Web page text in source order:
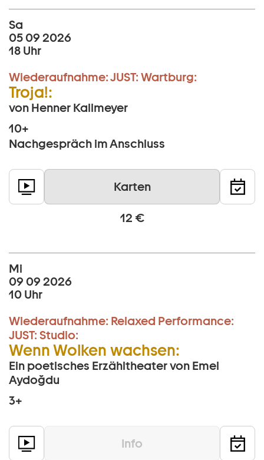
Sa
05 09 2026
18 Uhr
Wiederaufnahme:JUST: Wartburg:
Troja!:
von Henner Kallmeyer
10+
Nachgespräch im Anschluss
Karten
12 €
Mi
09 09 2026
10 Uhr
Wiederaufnahme: Relaxed Performance:
JUST: Studio:
Wenn Wolken wachsen:
Ein poetisches Erzähltheater von Emel
Aydoğdu
3+
Info